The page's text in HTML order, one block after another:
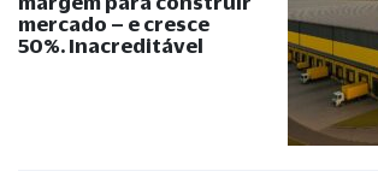
mercado – e cresce
50%. Inacreditável